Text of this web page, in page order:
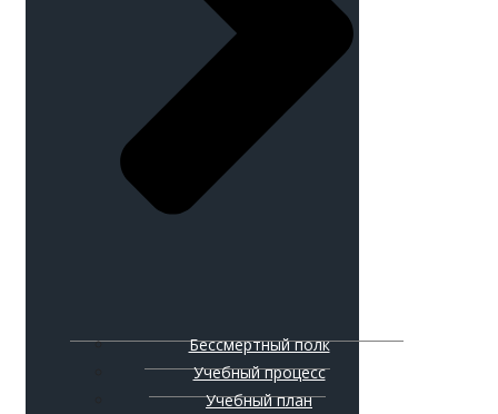
Бессмертный полк
Учебный процесс
Учебный план